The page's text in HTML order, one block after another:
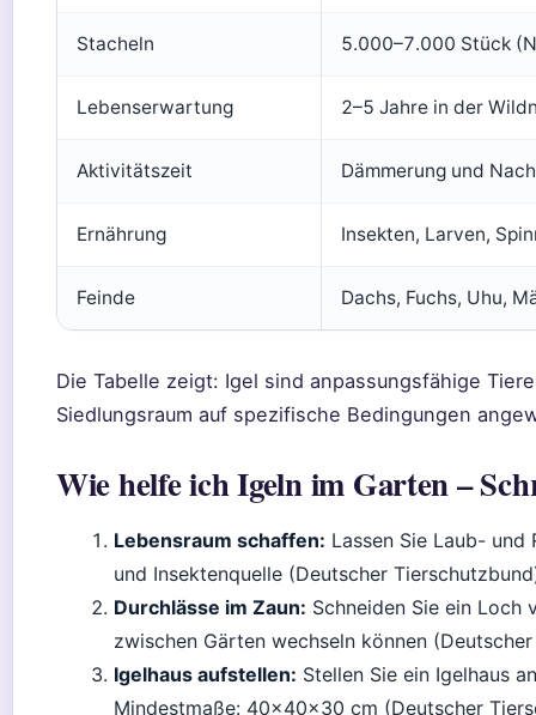
Stacheln 5.000–7.000 Stück
Lebenserwartung 2–5 Jahre in der
Aktivitätszeit Dämmerung und
Ernährung Insekten, Larven,
Feinde Dachs, Fuchs, Uhu,
Die Tabelle zeigt: Igel sind anpassungsfähige
Siedlungsraum auf spezifische Bedingungen
Wie helfe ich Igeln im Garten –
Lebensraum schaffen: Lassen Sie Laub- und
und Insektenquelle (Deutscher
Durchlässe im Zaun: Schneiden Sie ein Loch
zwischen Gärten wechseln können
Igelhaus aufstellen: Stellen Sie ein Igelhaus
Mindestmaße: 40×40×30 cm (Deutscher